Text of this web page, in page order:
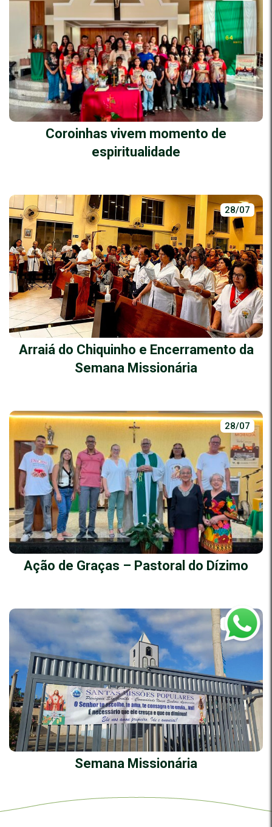
Coroinhas vivem momento de
espiritualidade
28/07
Arraiá do Chiquinho e Encerramento da
Semana Missionária
28/07
Ação de Graças – Pastoral do Dízimo
28/07
Semana Missionária